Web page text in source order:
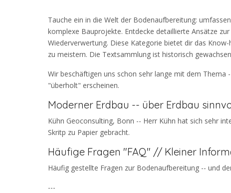
Tauche ein in die Welt der Bodenaufbereitung:
komplexe Bauprojekte. Entdecke detaillierte Ansätze
Wiederverwertung. Diese Kategorie bietet dir das
zu meistern. Die Textsammlung ist historisch
Wir beschäftigen uns schon sehr lange mit dem
"überholt" erscheinen.
Moderner Erdbau -- über Erdbau
Kühn Geoconsulting, Bonn -- Herr Kühn hat sich sehr
Skritp zu Papier gebracht.
Häufige Fragen "FAQ" // Kleiner
Häufig gestellte Fragen zur Bodenaufbereitung -- und
---